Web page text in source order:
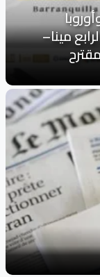
مينا–